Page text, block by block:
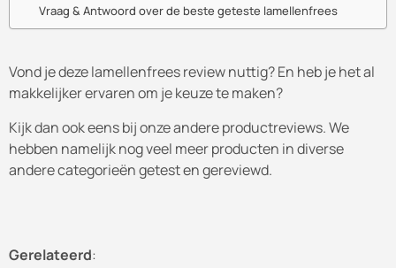
Vraag & Antwoord over de beste geteste lamellenfrees
Vond je deze lamellenfrees review nuttig? En heb je het al
makkelijker ervaren om je keuze te maken?
Kijk dan ook eens bij onze andere productreviews. We
hebben namelijk nog veel meer producten in diverse
andere categorieën getest en gereviewd.
Gerelateerd: